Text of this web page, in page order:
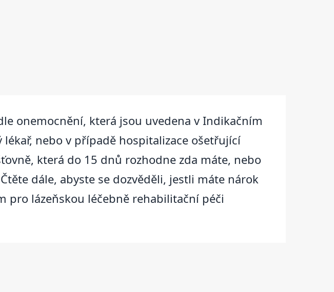
onemocnění, která jsou uvedena v Indikačním
nebo v případě hospitalizace ošetřující
která do 15 dnů rozhodne zda máte, nebo
dále, abyste se dozvěděli, jestli máte nárok
pro lázeňskou léčebně rehabilitační péči